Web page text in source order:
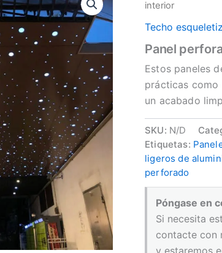
interior
Techo
Panel
Estos paneles
prácticas como
un acabado
SKU: N/D
Etiquetas:
ligeros de
perforado
Póngase en
Si necesita
contacte con